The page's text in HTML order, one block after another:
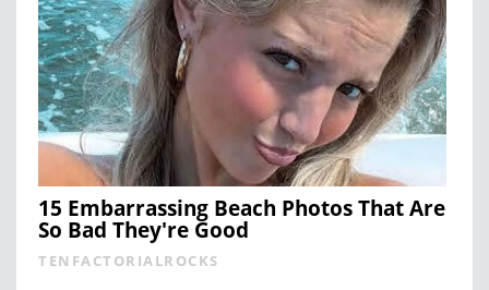
15 Embarrassing Beach Photos That Are
So Bad They're Good
TENFACTORIALROCKS